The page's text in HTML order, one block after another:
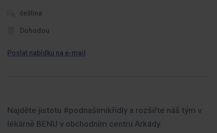
čeština
Dohodou
Poslat nabídku na e-mail
Najděte jistotu #podnašimikřídly a rozšiřte náš tým v
lékárně BENU v obchodním centru Arkády.